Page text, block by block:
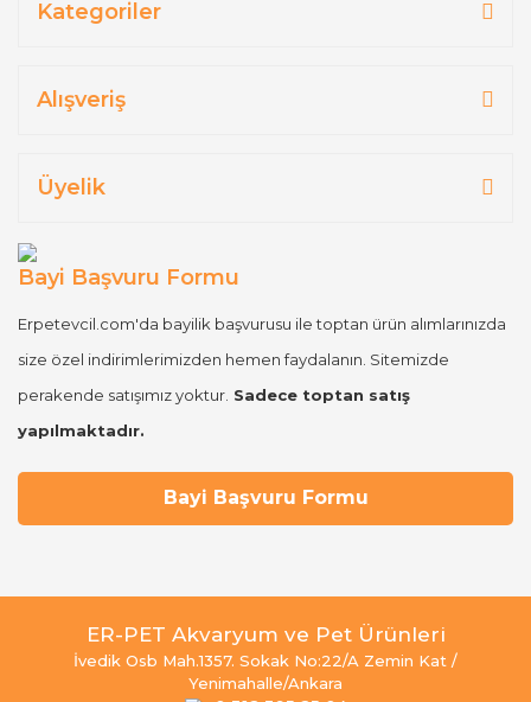
Kategoriler
Alışveriş
Üyelik
Bayi Başvuru Formu
Erpetevcil.com'da bayilik başvurusu ile toptan ürün alımlarınızda
size özel indirimlerimizden hemen faydalanın. Sitemizde
perakende satışımız yoktur. Sadece toptan satış
yapılmaktadır.
Bayi Başvuru Formu
ER-PET Akvaryum ve Pet Ürünleri
İvedik Osb Mah.1357. Sokak No:22/A Zemin Kat /
Yenimahalle/Ankara